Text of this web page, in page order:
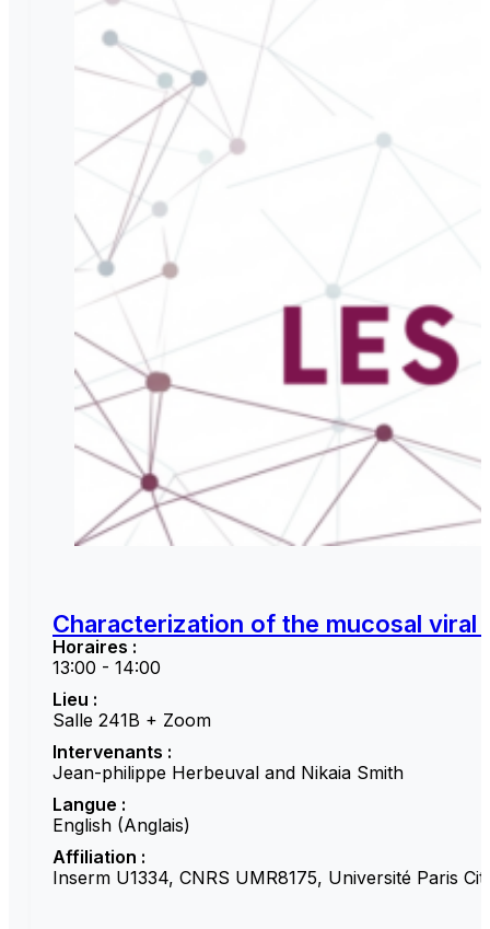
Characterization of the mucosal viral
Horaires :
13:00 - 14:00
Lieu :
Salle 241B + Zoom
Intervenants :
Jean-philippe Herbeuval and Nikaia Smith
Langue :
English (Anglais)
Affiliation :
Inserm U1334, CNRS UMR8175, Université Paris